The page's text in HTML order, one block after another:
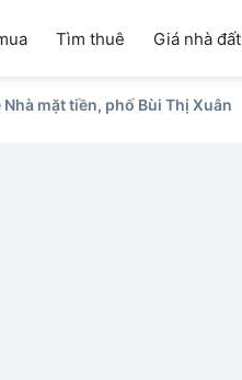
Tìm thuê Giá nhà đất
mặt tiền, phố Bùi Thị Xuân